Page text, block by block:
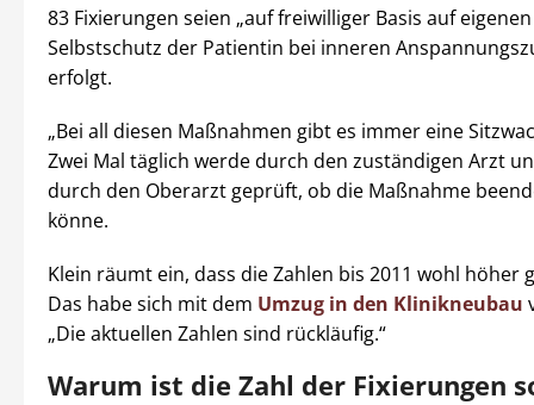
83 Fixierungen seien „auf freiwilliger Basis auf
Selbstschutz der Patientin bei inneren
erfolgt.
„Bei all diesen Maßnahmen gibt es immer eine
Zwei Mal täglich werde durch den zuständigen Arzt
durch den Oberarzt geprüft, ob die Maßnahme
könne.
Klein räumt ein, dass die Zahlen bis 2011 wohl höher
Das habe sich mit dem Umzug in den Klinikneubau
„Die aktuellen Zahlen sind rückläufig.“
Warum ist die Zahl der Fixierungen